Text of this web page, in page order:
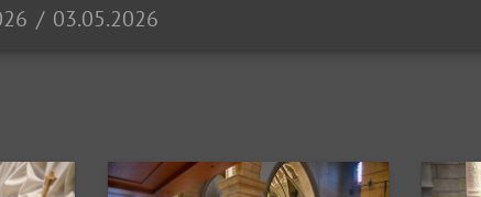
03.05.2026